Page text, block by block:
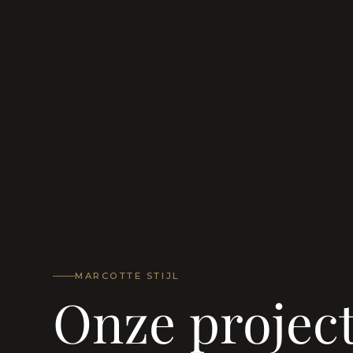
MARCOTTE STIJL
Onze